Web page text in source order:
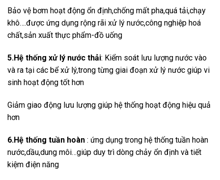
Bảo vệ bơm hoạt động ổn định,chống mất pha,quá tải,chạy
khô….được ứng dụng rộng rãi xử lý nước,công nghiệp hoá
chất,sản xuất thực phẩm-đồ uống
5.Hệ thống xử lý nước thải: Kiểm soát lưu lượng nước vào
và ra tại các bể xử lý,trong từng giai đoạn xử lý nước giúp vi
sinh hoạt động tốt hơn
Giảm giao động lưu lượng giúp hệ thống hoạt động hiệu quả
hơn
6.Hệ thống tuần hoàn : ứng dụng trong hệ thống tuần hoàn
nước,dầu,dung môi…giúp duy trì dòng chảy ổn định và tiết
kiệm điện năng